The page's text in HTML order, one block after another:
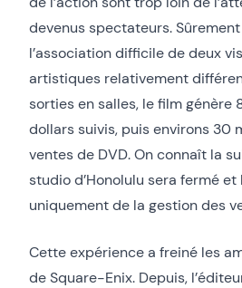
devenus spectateurs.
l’association difficile de deux
artistiques relativement
sorties en salles, le film génère
dollars suivis, puis environs 30
ventes de DVD. On connaît la
studio d’Honolulu sera fermé et
uniquement de la gestion des
Cette expérience a freiné les
de Square-Enix. Depuis,